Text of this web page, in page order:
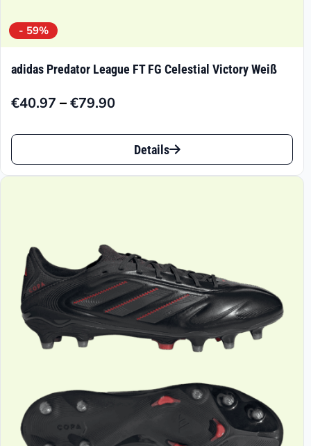
- 59%
adidas Predator League FT FG Celestial Victory Weiß
€40.97 –€79.90
Preisspanne:
€40.97
€79.90
Dieses
Produkt
auf.
Die
Optionen
können
Produktseite
gewählt
Details